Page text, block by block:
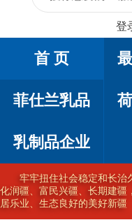
登
首 页
菲仕兰乳品
乳制品企业
牢牢扭住社会稳定和长治
化润疆、富民兴疆、长期建疆
居乐业、生态良好的美好新疆